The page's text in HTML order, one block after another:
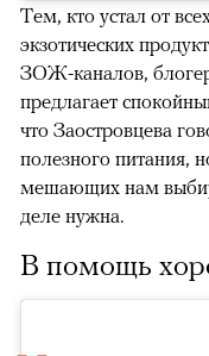
Тем, кто устал от
экзотических
ЗОЖ-каналов,
предлагает
что Заостровцева
полезного питания,
мешающих нам
деле нужна.
В помощь